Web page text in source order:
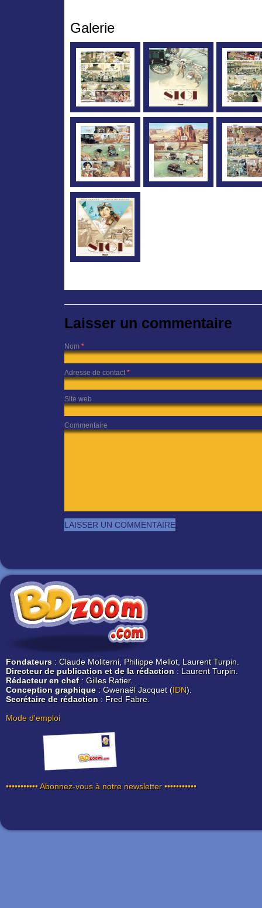
Galerie
Laisser un commentaire
Nom *
Adresse de contact *
Site web
Commentaire
Fondateurs : Claude Moliterni, Philippe Mellot, Laurent Turpin.
Directeur de publication et de la rédaction : Laurent Turpin.
Rédacteur en chef: Gilles Ratier.
Conception graphique: Gwenaël Jacquet (IDN).
Secrétaire de rédaction : Fred Fabre.
Mode d'emploi
••••••••••• Abonnez-vous à notre newsletter •••••••••••